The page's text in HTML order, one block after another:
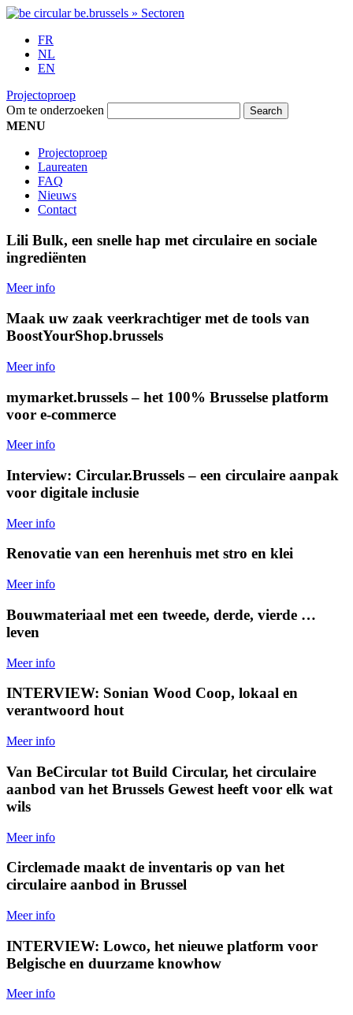
FR
NL
EN
Projectoproep
Om te onderzoeken
MENU
Projectoproep
Laureaten
FAQ
Nieuws
Contact
Lili Bulk, een snelle hap met circulaire en sociale
ingrediënten
Meer info
Maak uw zaak veerkrachtiger met de tools van
BoostYourShop.brussels
Meer info
mymarket.brussels – het 100% Brusselse platform
voor e-commerce
Meer info
Interview: Circular.Brussels – een circulaire aanpak
voor digitale inclusie
Meer info
Renovatie van een herenhuis met stro en klei
Meer info
Bouwmateriaal met een tweede, derde, vierde …
leven
Meer info
INTERVIEW: Sonian Wood Coop, lokaal en
verantwoord hout
Meer info
Van BeCircular tot Build Circular, het circulaire
aanbod van het Brussels Gewest heeft voor elk wat
wils
Meer info
Circlemade maakt de inventaris op van het
circulaire aanbod in Brussel
Meer info
INTERVIEW: Lowco, het nieuwe platform voor
Belgische en duurzame knowhow
Meer info